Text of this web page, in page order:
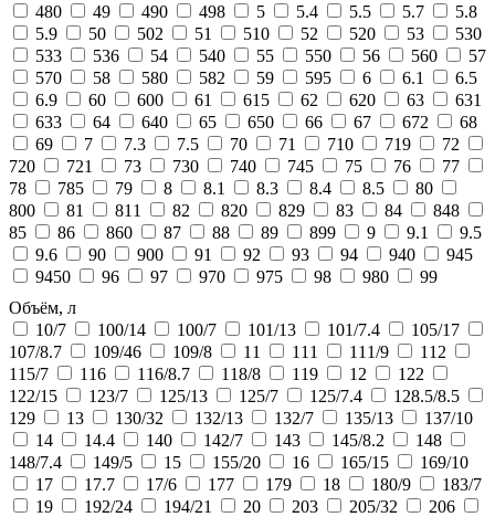
480
49 490 498 5 5.4 5.5 5.7
5.8
5.9
50 502 51 510 52 520 53
530
533
536 54 540 55 550 56 560
57
570
58 580 582 59 595 6 6.1
6.5
6.9
60 600 61 615 62 620 63
631
633
64 640 65 650 66 67 672
68
69
7 7.3 7.5 70 71 710 719
72
720
721 73 730 740 745 75 76
77
78
785 79 8 8.1 8.3 8.4 8.5
80
800
81 811 82 820 829 83 84
848
85
86 860 87 88 89 899 9 9.1
9.5
9.6
90 900 91 92 93 94 940
945
9450
96 97 970 975 98 980
99
Объём, л
10/7
100/14 100/7 101/13 101/7.4
105/17
107/8.7
109/46 109/8 11 111 111/9
112
115/7
116 116/8.7 118/8 119 12
122
122/15
123/7 125/13 125/7 125/7.4
128.5/8.5
129
13 130/32 132/13 132/7 135/13
137/10
14
14.4 140 142/7 143 145/8.2
148
148/7.4
149/5 15 155/20 16 165/15
169/10
17
17.7 17/6 177 179 18 180/9
183/7
19
192/24 194/21 20 203 205/32
206